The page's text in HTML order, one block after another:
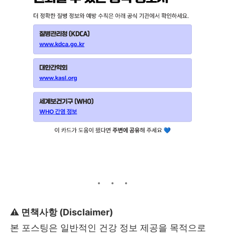
⚠️ 면책사항 (Disclaimer)
본 포스팅은 일반적인 건강 정보 제공을 목적으로